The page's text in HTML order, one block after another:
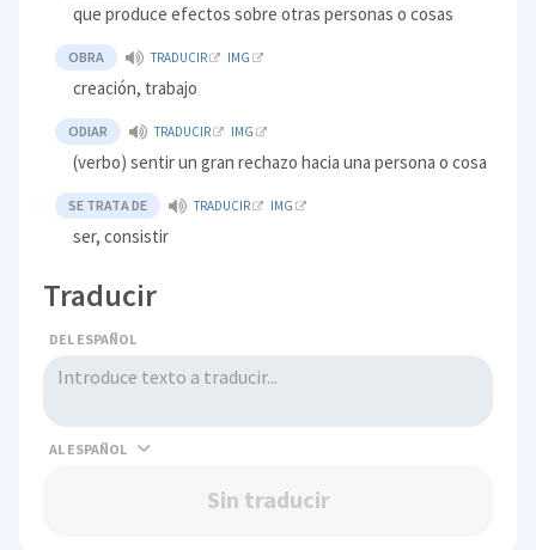
que produce efectos sobre otras personas o cosas
OBRA TRADUCIR IMG
creación, trabajo
ODIAR TRADUCIR IMG
(verbo) sentir un gran rechazo hacia una persona o cosa
SE TRATA DE TRADUCIR IMG
ser, consistir
Traducir
DEL ESPAÑOL
AL
Sin traducir